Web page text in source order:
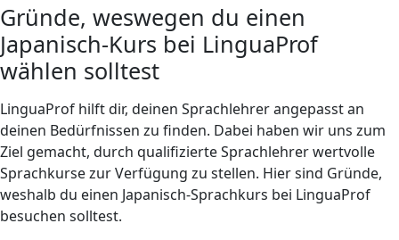
Gründe, weswegen du einen
Japanisch-Kurs bei LinguaProf
wählen solltest
LinguaProf hilft dir, deinen Sprachlehrer angepasst an
deinen Bedürfnissen zu finden. Dabei haben wir uns zum
Ziel gemacht, durch qualifizierte Sprachlehrer wertvolle
Sprachkurse zur Verfügung zu stellen. Hier sind Gründe,
weshalb du einen Japanisch-Sprachkurs bei LinguaProf
besuchen solltest.